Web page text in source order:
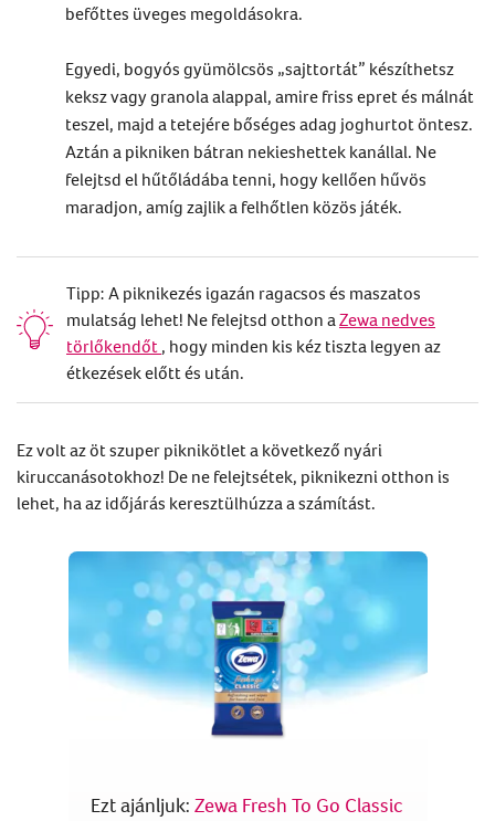
Ezt ajánljuk: Zewa Fresh To Go Classic
befőttes üveges megoldásokra.
Egyedi, bogyós gyümölcsös „sajttortát” készíthetsz
keksz vagy granola alappal, amire friss epret és málnát
teszel, majd a tetejére bőséges adag joghurtot öntesz.
Aztán a pikniken bátran nekieshettek kanállal. Ne
felejtsd el hűtőládába tenni, hogy kellően hűvös
maradjon, amíg zajlik a felhőtlen közös játék.
Tipp: A piknikezés igazán ragacsos és maszatos
mulatság lehet! Ne felejtsd otthon a Zewa nedves
törlőkendőt , hogy minden kis kéz tiszta legyen az
étkezések előtt és után.
Ez volt az öt szuper piknikötlet a következő nyári
kiruccanásotokhoz! De ne felejtsétek, piknikezni otthon is
lehet, ha az időjárás keresztülhúzza a számítást.